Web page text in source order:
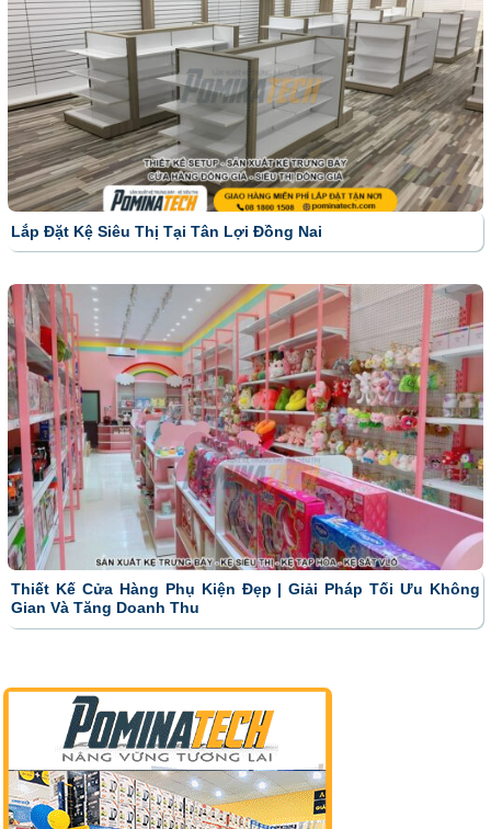
Lắp Đặt Kệ Siêu Thị Tại Tân Lợi Đồng Nai
Thiết Kế Cửa Hàng Phụ Kiện Đẹp | Giải Pháp Tối Ưu Không
Gian Và Tăng Doanh Thu